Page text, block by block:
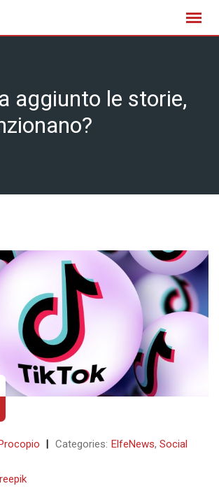
aggiunto le storie,
Categories: ElfeNews, Social